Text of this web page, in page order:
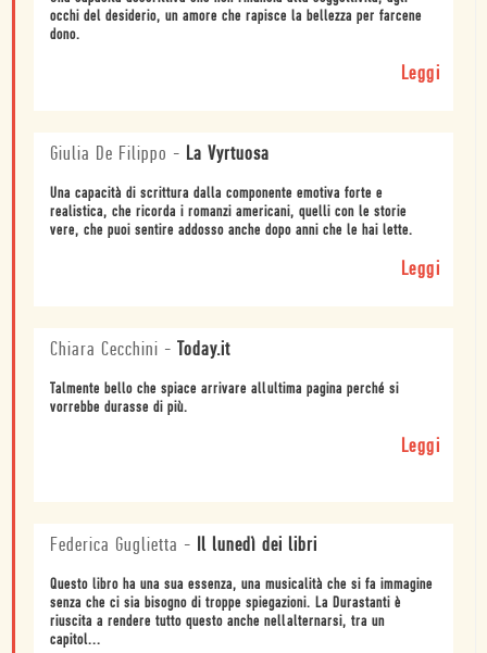
occhi del desiderio, un amore che rapisce la bellezza per farcene
dono.
Leggi
Giulia De Filippo - La Vyrtuosa
Una capacità di scrittura dalla componente emotiva forte e
realistica, che ricorda i romanzi americani, quelli con le storie
vere, che puoi sentire addosso anche dopo anni che le hai lette.
Leggi
Chiara Cecchini - Today.it
Talmente bello che spiace arrivare allultima pagina perché si
vorrebbe durasse di più.
Leggi
Federica Guglietta - Il lunedì dei libri
Questo libro ha una sua essenza, una musicalità che si fa immagine
senza che ci sia bisogno di troppe spiegazioni. La Durastanti è
riuscita a rendere tutto questo anche nellalternarsi, tra un
capitol...